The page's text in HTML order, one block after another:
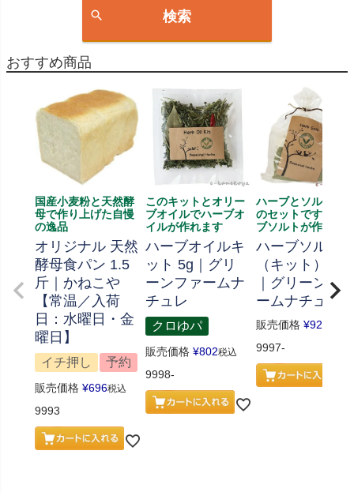
検索
おすすめ商品
国産小麦粉と天然酵
母で作り上げた自慢
の逸品
オリジナル 天然
酵母食パン 1.5
斤｜かねこや
【常温／入荷
日：水曜日・金
曜日】
イチ押し 予約
販売価格 ¥696税込
9993
このキットとオリー
ブオイルでハーブオ
イルが作れます
ハーブオイルキ
ット 5g｜グリ
ーンファームナ
チュレ
クロゆパ
販売価格 ¥802税込
9998-
ハーブとソルト、
のセットです、ハ
ブソルトが作れま
ハーブソルト
（キット） 70g
｜グリーンフ
ームナチュレ
販売価格 ¥926
9997-